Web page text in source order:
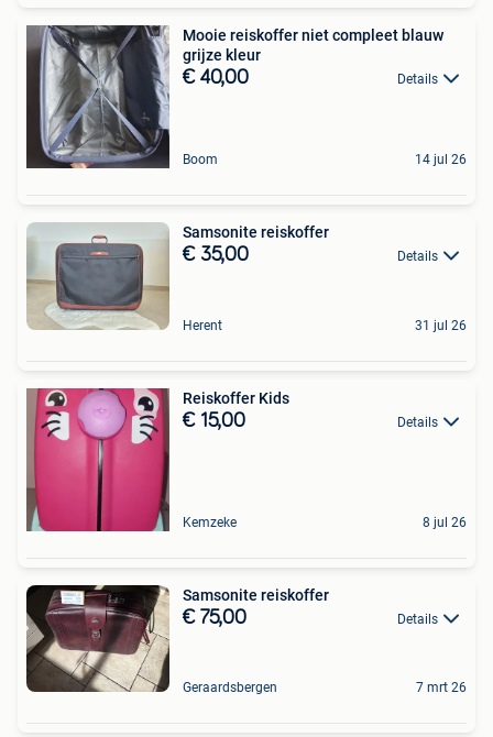
Mooie reiskoffer niet compleet blauw
grijze kleur
€ 40,00 Details
Boom 14 jul 26
Samsonite reiskoffer
€ 35,00 Details
Herent 31 jul 26
Reiskoffer Kids
€ 15,00 Details
Kemzeke 8 jul 26
Samsonite reiskoffer
€ 75,00 Details
Geraardsbergen 7 mrt 26